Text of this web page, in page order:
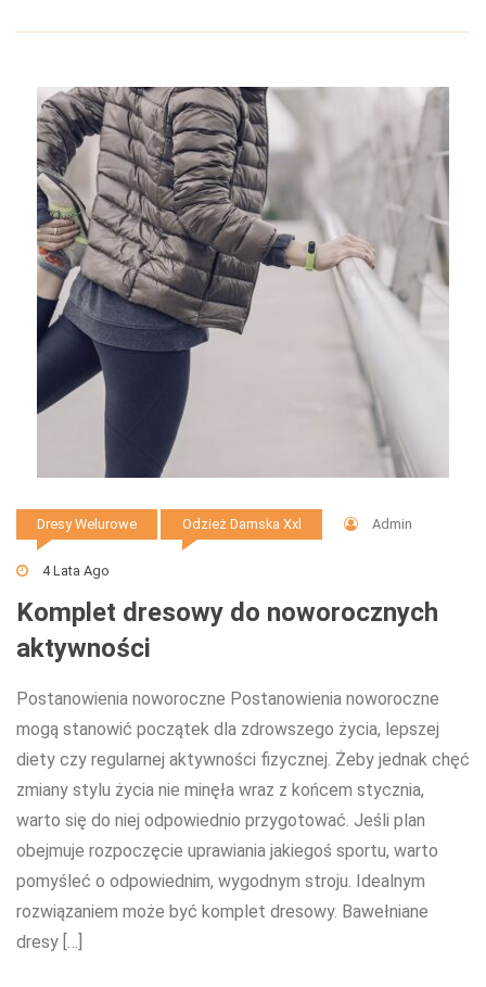
Dresy Welurowe Odzież Damska Xxl Admin
4 Lata Ago
Komplet dresowy do noworocznych
aktywności
Postanowienia noworoczne Postanowienia noworoczne
mogą stanowić początek dla zdrowszego życia, lepszej
diety czy regularnej aktywności fizycznej. Żeby jednak chęć
zmiany stylu życia nie minęła wraz z końcem stycznia,
warto się do niej odpowiednio przygotować. Jeśli plan
obejmuje rozpoczęcie uprawiania jakiegoś sportu, warto
pomyśleć o odpowiednim, wygodnym stroju. Idealnym
rozwiązaniem może być komplet dresowy. Bawełniane
dresy […]